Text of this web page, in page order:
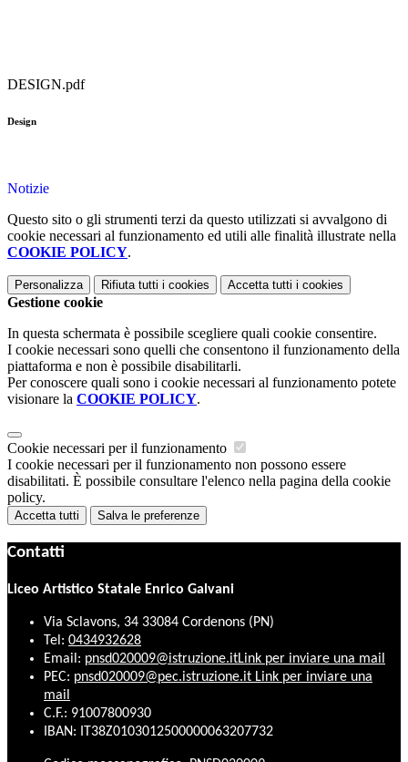
DESIGN.pdf
Design
Notizie
Questo sito o gli strumenti terzi da questo utilizzati si avvalgono di
cookie necessari al funzionamento ed utili alle finalità illustrate nella
COOKIE POLICY.
Personalizza Rifiuta tutti i cookies Accetta tutti i cookies
Gestione cookie
In questa schermata è possibile scegliere quali cookie consentire.
I cookie necessari sono quelli che consentono il funzionamento della
piattaforma e non è possibile disabilitarli.
Per conoscere quali sono i cookie necessari al funzionamento potete
visionare la COOKIE POLICY.
Cookie necessari per il funzionamento
I cookie necessari per il funzionamento non possono essere
disabilitati. È possibile consultare l'elenco nella pagina della cookie
policy.
Accetta tutti Salva le preferenze
Contatti
Liceo Artistico Statale Enrico Galvani
Via Sclavons, 34 33084 Cordenons (PN)
Tel: 0434932628
Email: pnsd020009@istruzione.itLink per inviare una mail
PEC: pnsd020009@pec.istruzione.it Link per inviare una
mail
C.F.: 91007800930
IBAN: IT38Z0103012500000063207732